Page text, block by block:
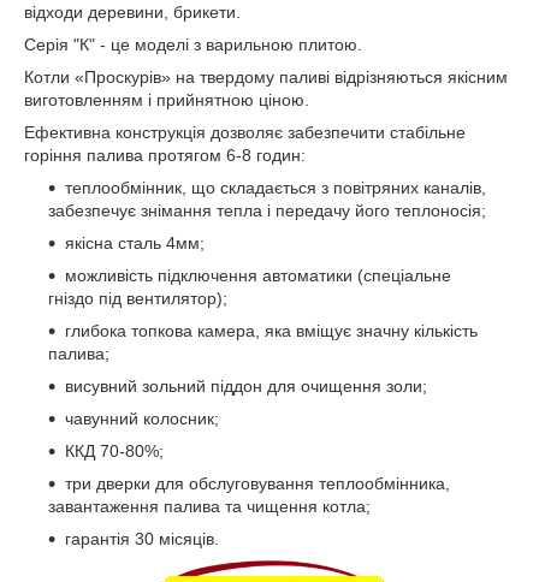
відходи деревини, брикети.
Серія "К" - це моделі з варильною плитою.
Котли «Проскурів» на твердому паливі відрізняються якісним
виготовленням і прийнятною ціною.
Ефективна конструкція дозволяє забезпечити стабільне
горіння палива протягом 6-8 годин:
теплообмінник, що складається з повітряних каналів,
забезпечує знімання тепла і передачу його теплоносія;
якісна сталь 4мм;
можливість підключення автоматики (спеціальне
гніздо під вентилятор);
глибока топкова камера, яка вміщує значну кількість
палива;
висувний зольний піддон для очищення золи;
чавунний колосник;
ККД 70-80%;
три дверки для обслуговування теплообмінника,
завантаження палива та чищення котла;
гарантія 30 місяців.